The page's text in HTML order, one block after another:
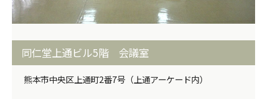
同仁堂上通ビル5階 会議室
熊本市中央区上通町2番7号（上通アーケード内）